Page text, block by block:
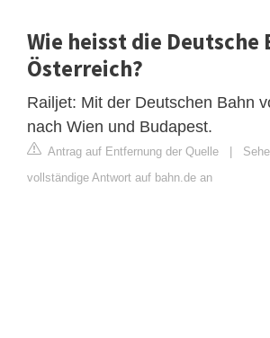
Wie heisst die Deutsche
Österreich?
Railjet: Mit der Deutschen Bahn
nach Wien und Budapest.
Antrag auf Entfernung der Quelle |
vollständige Antwort auf bahn.de an